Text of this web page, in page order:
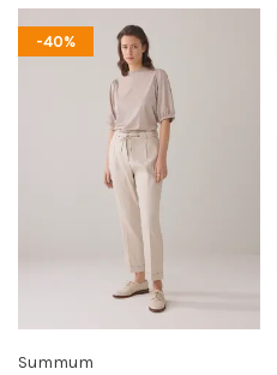
-40%
Summum